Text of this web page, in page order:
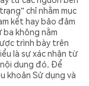
chỉ nhằm mục
kết hay bảo đảm
không nằm
trình bày trên
là sự xác nhận từ
nội dung đó. Để
khoản Sử dụng và